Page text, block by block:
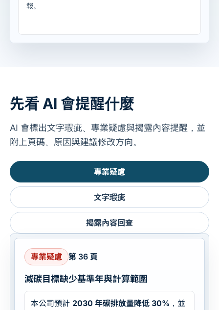
報。
先看 AI 會提醒什麼
AI 會標出文字瑕疵、專業疑慮與揭露內容提醒，並
附上頁碼、原因與建議修改方向。
專業疑慮
文字瑕疵
揭露內容回查
專業疑慮 第 36 頁
減碳目標缺少基準年與計算範圍
本公司預計 2030 年碳排放量降低 30% ，並